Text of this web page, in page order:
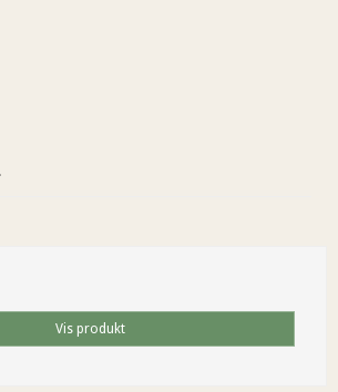
Vis produkt